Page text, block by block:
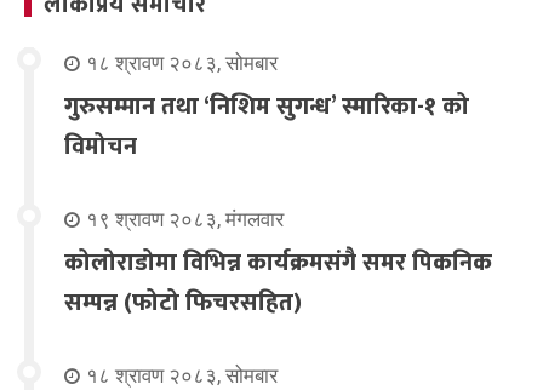
१८ श्रावण २०८३, सोमबार
गुरुसम्मान तथा ‘निशिम सुगन्ध’ स्मारिका-१ को
विमोचन
१९ श्रावण २०८३, मंगलवार
कोलोराडोमा विभिन्न कार्यक्रमसंगै समर पिकनिक
सम्पन्न (फोटो फिचरसहित)
१८ श्रावण २०८३, सोमबार